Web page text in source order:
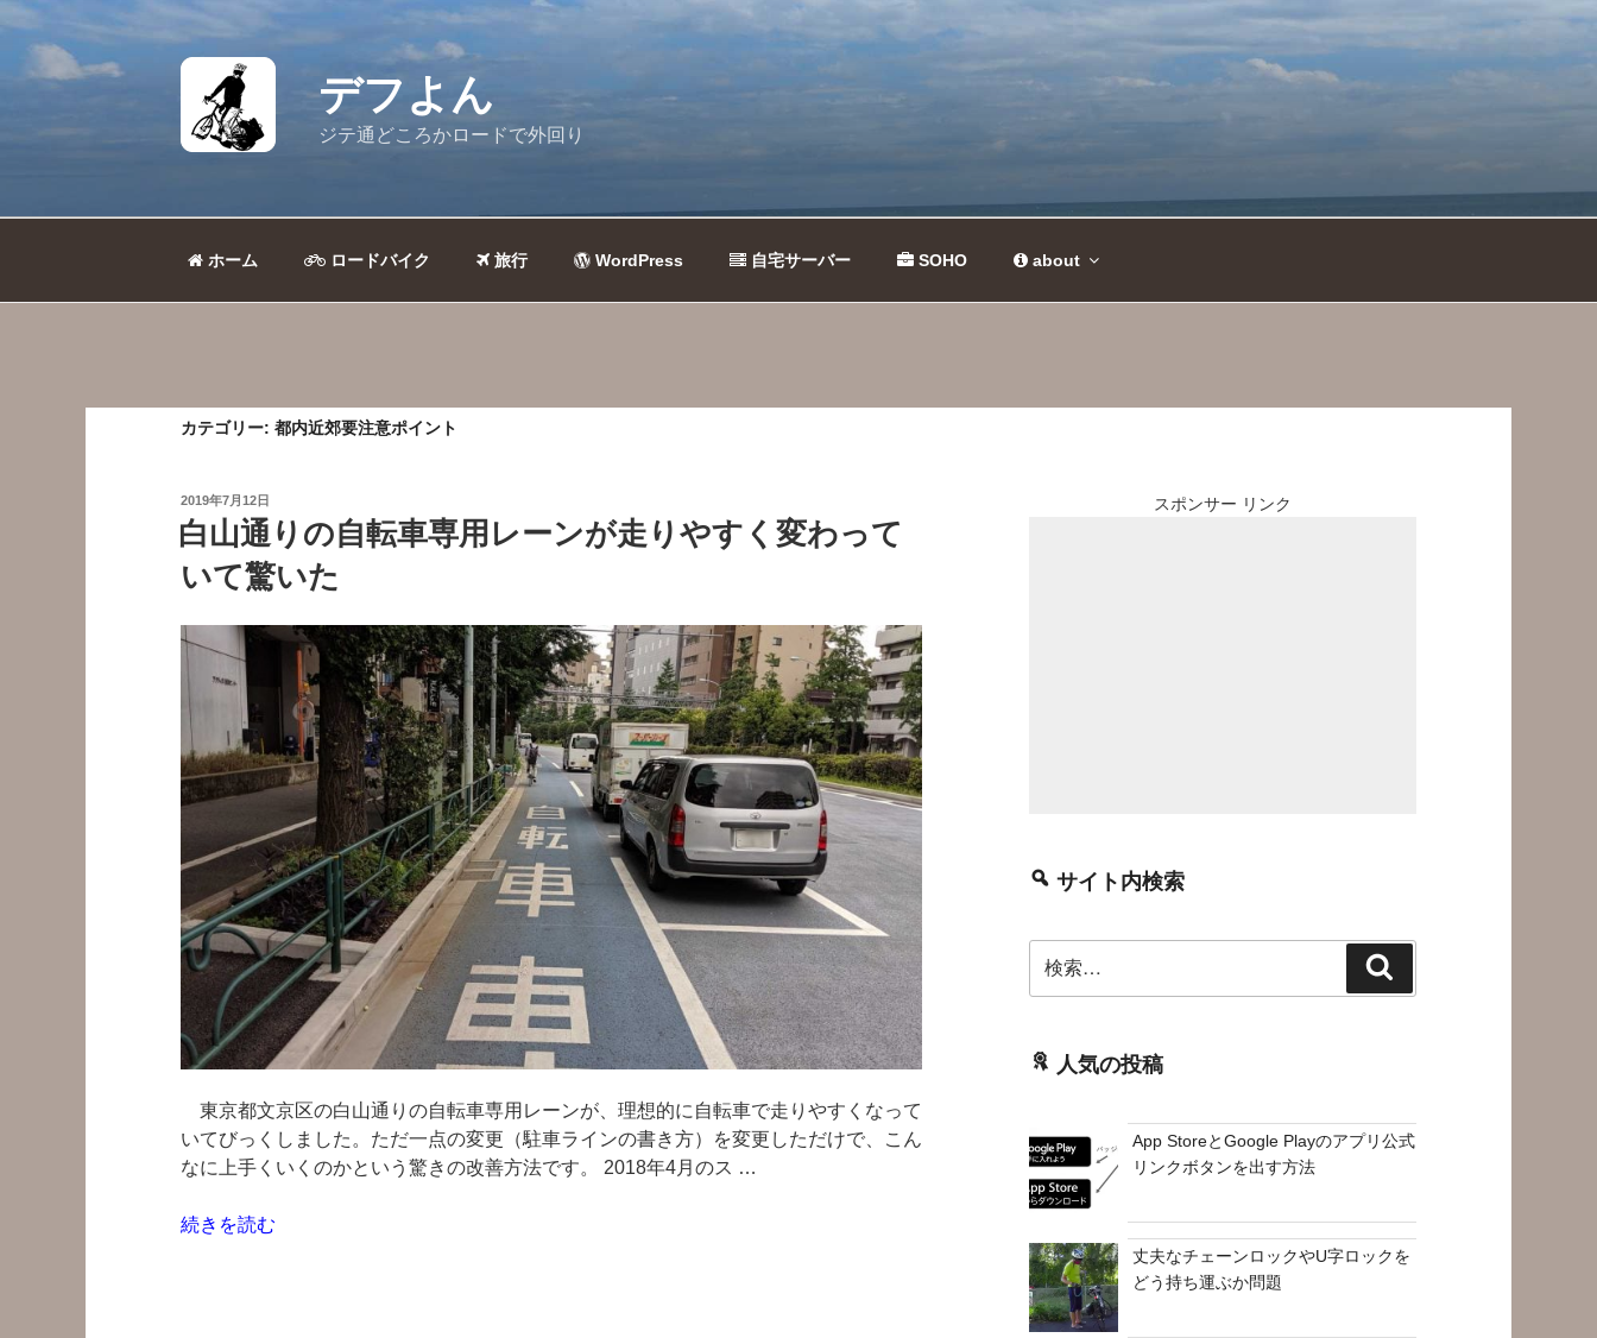
キ
デフよん
ジテ通どころかロードで外回り
ホーム ロードバイク 旅行 WordPress 自宅サーバー SOHO about
カテゴリー: 都内近郊要注意ポイント
投
稿
日:
2019年7月12日
白山通りの自転車専用レーンが走りやすく変わって
いて驚いた
東京都文京区の白山通りの自転車専用レーンが、理想的に自転車で走りやすくなって
いてびっくしました。ただ一点の変更（駐車ラインの書き方）を変更しただけで、こん
なに上手くいくのかという驚きの改善方法です。 2018年4月のス …
“白
続きを読む
スポンサー リンク
サイト内検索
索:
索
人気の投稿
App StoreとGoogle Playのアプリ公式
リンクボタンを出す方法
丈夫なチェーンロックやU字ロックを
どう持ち運ぶか問題